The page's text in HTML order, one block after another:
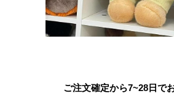
ご注文確定から7~28日で